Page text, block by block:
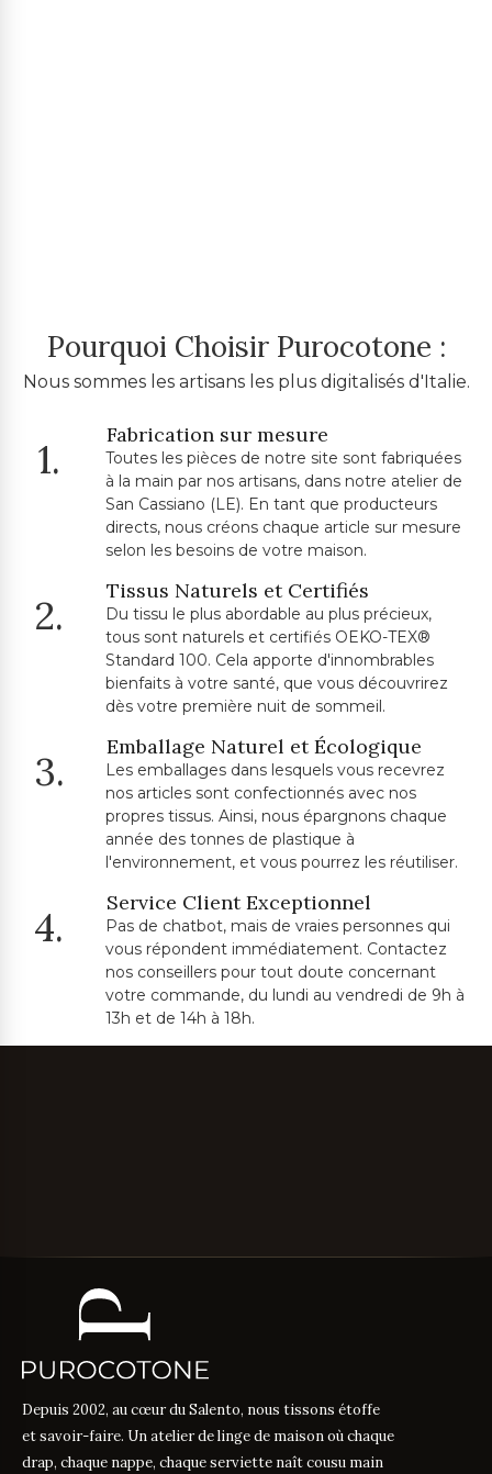
Pourquoi Choisir Purocotone :
Nous sommes les artisans les plus digitalisés d'Italie.
1.
Fabrication sur mesure
Toutes les pièces de notre site sont fabriquées
à la main par nos artisans, dans notre atelier de
San Cassiano (LE). En tant que producteurs
directs, nous créons chaque article sur mesure
selon les besoins de votre maison.
2.
Tissus Naturels et Certifiés
Du tissu le plus abordable au plus précieux,
tous sont naturels et certifiés OEKO-TEX®
Standard 100. Cela apporte d'innombrables
bienfaits à votre santé, que vous découvrirez
dès votre première nuit de sommeil.
3.
Emballage Naturel et Écologique
Les emballages dans lesquels vous recevrez
nos articles sont confectionnés avec nos
propres tissus. Ainsi, nous épargnons chaque
année des tonnes de plastique à
l'environnement, et vous pourrez les réutiliser.
4.
Service Client Exceptionnel
Pas de chatbot, mais de vraies personnes qui
vous répondent immédiatement. Contactez
nos conseillers pour tout doute concernant
votre commande, du lundi au vendredi de 9h à
13h et de 14h à 18h.
Depuis 2002, au cœur du Salento, nous tissons étoffe
et savoir-faire. Un atelier de linge de maison où chaque
drap, chaque nappe, chaque serviette naît cousu main